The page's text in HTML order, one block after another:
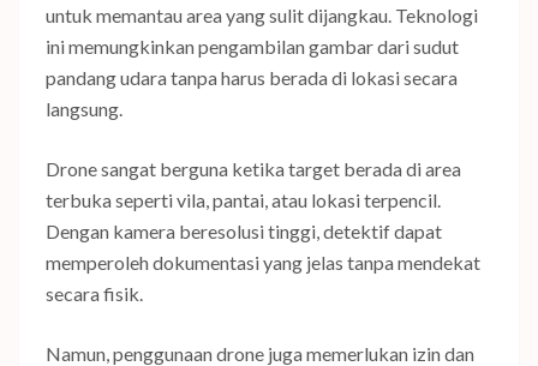
untuk memantau area yang sulit dijangkau. Teknologi
ini memungkinkan pengambilan gambar dari sudut
pandang udara tanpa harus berada di lokasi secara
langsung.
Drone sangat berguna ketika target berada di area
terbuka seperti vila, pantai, atau lokasi terpencil.
Dengan kamera beresolusi tinggi, detektif dapat
memperoleh dokumentasi yang jelas tanpa mendekat
secara fisik.
Namun, penggunaan drone juga memerlukan izin dan